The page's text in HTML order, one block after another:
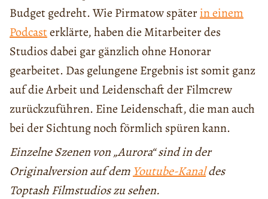
Budget gedreht. Wie Pirmatow späterin einem
Podcasterklärte, haben die Mitarbeiter des
Studios dabei gar gänzlich ohne Honorar
gearbeitet. Das gelungene Ergebnis ist somit ganz
auf die Arbeit und Leidenschaft der Filmcrew
zurückzuführen. Eine Leidenschaft, die man auch
bei der Sichtung noch förmlich spüren kann.
Einzelne Szenen von „Aurora“ sind in der
Originalversion auf dem Youtube-Kanaldes
Toptash Filmstudios zu sehen.